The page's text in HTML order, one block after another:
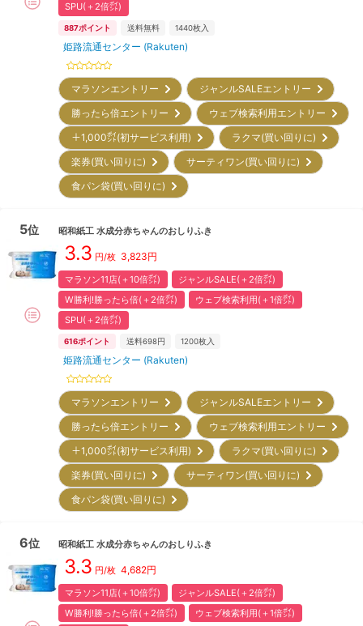
SPU(＋2倍㌽)
887ポイント 送料無料 1440枚入
姫路流通センター (Rakuten)
マラソンエントリー
ジャンルSALEエントリー
勝ったら倍エントリー
ウェブ検索利用エントリー
＋1,000㌽(初サービス利用)
ラクマ(買い回りに)
楽券(買い回りに)
サーティワン(買い回りに)
食パン袋(買い回りに)
5位 昭和紙工 水成分赤ちゃんのおしりふき
3.3 円/枚 3,823円
マラソン11店(＋10倍㌽)
ジャンルSALE(＋2倍㌽)
W勝利!勝ったら倍(＋2倍㌽)
ウェブ検索利用(＋1倍㌽)
SPU(＋2倍㌽)
616ポイント 送料698円 1200枚入
姫路流通センター (Rakuten)
マラソンエントリー
ジャンルSALEエントリー
勝ったら倍エントリー
ウェブ検索利用エントリー
＋1,000㌽(初サービス利用)
ラクマ(買い回りに)
楽券(買い回りに)
サーティワン(買い回りに)
食パン袋(買い回りに)
6位 昭和紙工 水成分赤ちゃんのおしりふき
3.3 円/枚 4,682円
マラソン11店(＋10倍㌽)
ジャンルSALE(＋2倍㌽)
W勝利!勝ったら倍(＋2倍㌽)
ウェブ検索利用(＋1倍㌽)